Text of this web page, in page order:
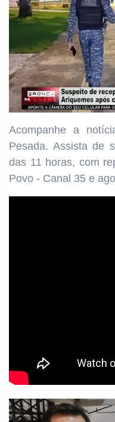
Acompanhe a
Pesada. Assista de
das 11 horas, com
Povo - Canal 35 e